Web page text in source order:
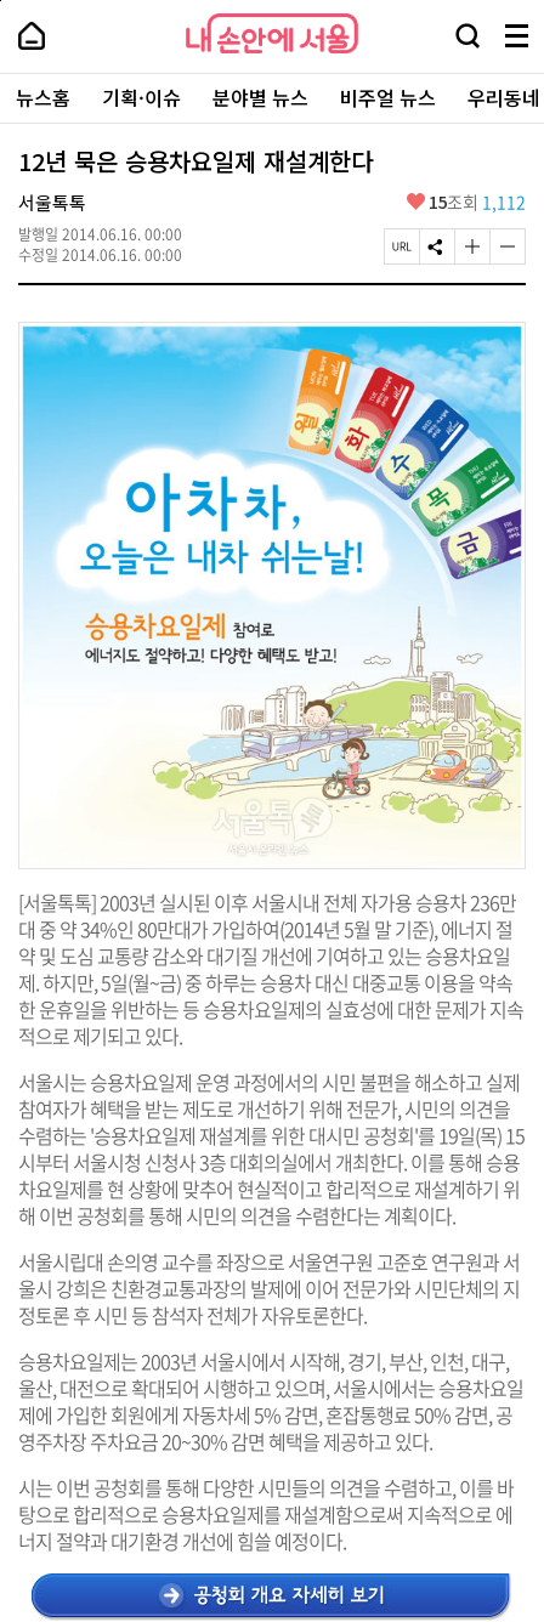
본
로
가
내
손
안
에
서
울
-
서
울
시
대
표
소
포
털
내
손
에
울
검
창
열
기
메
뉴
전
체
보
주
요
서
뉴스홈 기획·이슈 분야별 뉴스 비주얼 뉴스 우리동
12년 묵은 승용차요일제 재설계한다
서울톡톡
발행일 2014.06.16. 00:00
수정일 2014.06.16. 00:00
좋
요
15조회 1,112
페
이
U
R
L
복
사
S
N
공
하
기
글
자
기
크
게
변
경
하
기
글
자
기
작
게
변
경
하
[서울톡톡] 2003년 실시된 이후 서울시내 전체 자가용 승용차 236만
대 중 약 34%인 80만대가 가입하여(2014년 5월 말 기준), 에너지 절
약 및 도심 교통량 감소와 대기질 개선에 기여하고 있는 승용차요일
제. 하지만, 5일(월~금) 중 하루는 승용차 대신 대중교통 이용을 약속
한 운휴일을 위반하는 등 승용차요일제의 실효성에 대한 문제가 지속
적으로 제기되고 있다.
서울시는 승용차요일제 운영 과정에서의 시민 불편을 해소하고 실제
참여자가 혜택을 받는 제도로 개선하기 위해 전문가, 시민의 의견을
수렴하는 '승용차요일제 재설계를 위한 대시민 공청회'를 19일(목) 15
시부터 서울시청 신청사 3층 대회의실에서 개최한다. 이를 통해 승용
차요일제를 현 상황에 맞추어 현실적이고 합리적으로 재설계하기 위
해 이번 공청회를 통해 시민의 의견을 수렴한다는 계획이다.
서울시립대 손의영 교수를 좌장으로 서울연구원 고준호 연구원과 서
울시 강희은 친환경교통과장의 발제에 이어 전문가와 시민단체의 지
정토론 후 시민 등 참석자 전체가 자유토론한다.
승용차요일제는 2003년 서울시에서 시작해, 경기, 부산, 인천, 대구,
울산, 대전으로 확대되어 시행하고 있으며, 서울시에서는 승용차요일
제에 가입한 회원에게 자동차세 5% 감면, 혼잡통행료 50% 감면, 공
영주차장 주차요금 20~30% 감면 혜택을 제공하고 있다.
시는 이번 공청회를 통해 다양한 시민들의 의견을 수렴하고, 이를 바
탕으로 합리적으로 승용차요일제를 재설계함으로써 지속적으로 에
너지 절약과 대기환경 개선에 힘쓸 예정이다.
페
상
단
로